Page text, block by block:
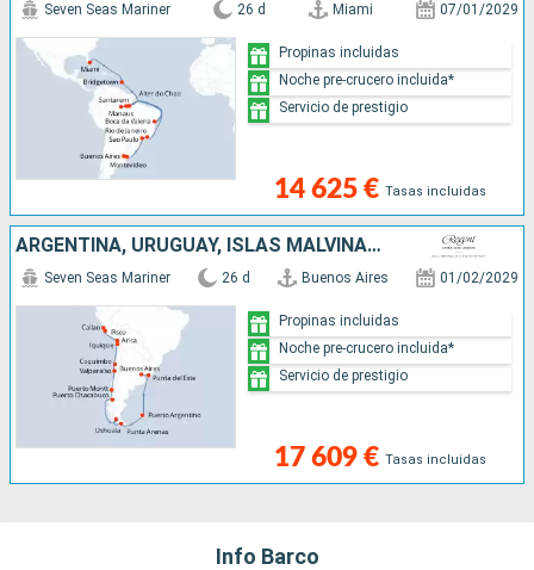
Seven Seas Mariner 26 d Miami 07/01/2029
14 625 € Tasas incluidas
Propinas incluidas
Noche pre-crucero incluida*
Servicio de prestigio
ARGENTINA, URUGUAY, ISLAS MALVINAS, CHILE, PERÚ
Seven Seas Mariner 26 d Buenos Aires 01/02/2029
17 609 € Tasas incluidas
Propinas incluidas
Noche pre-crucero incluida*
Servicio de prestigio
Info Barco